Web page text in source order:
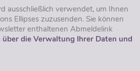
ausschließlich verwendet, um Ihnen
Ellipses zuzusenden. Sie können
enthaltenen Abmeldelink
über die Verwaltung Ihrer Daten und